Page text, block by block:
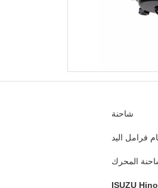
شاحنة
فرامل اليد
المحرك